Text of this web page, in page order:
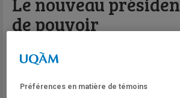
de pouvoir
Préférences en matière de témoins